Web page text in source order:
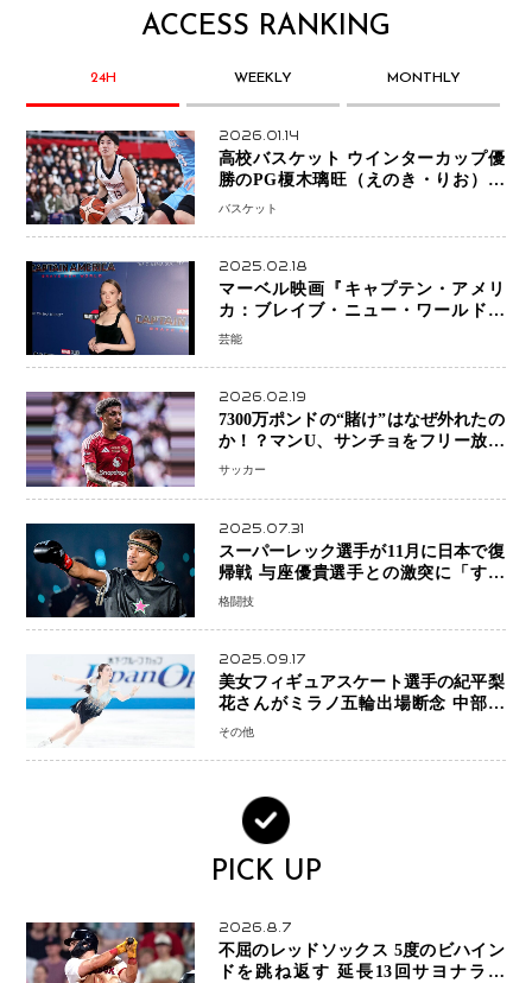
ACCESS RANKING
24H WEEKLY MONTHLY
2026.01.14
高校バスケット ウインターカップ優
勝のPG榎木璃旺（えのき・りお）が
プロの現場へ―。
バスケット
2025.02.18
マーベル映画『キャプテン・アメリ
カ：ブレイブ・ニュー・ワールド』
新ブラック・ウィドウ役のシラ・ハー
芸能
2026.02.19
7300万ポンドの“賭け”はなぜ外れたの
か！？マンU、サンチョをフリー放出
へ・・・補強戦略の転換点に
サッカー
2025.07.31
スーパーレック選手が11月に日本で復
帰戦 与座優貴選手との激突に「すべ
ての技術を見せたい」
格闘技
2025.09.17
美女フィギュアスケート選手の紀平梨
花さんがミラノ五輪出場断念 中部選
手権欠場を発表「安全最優先の判断」
その他
PICK UP
2026.8.7
不屈のレッドソックス 5度のビハイン
ドを跳ね返す 延長13回サヨナラ勝